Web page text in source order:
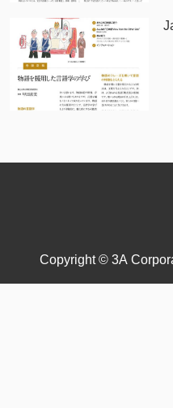
Copyright © 3A